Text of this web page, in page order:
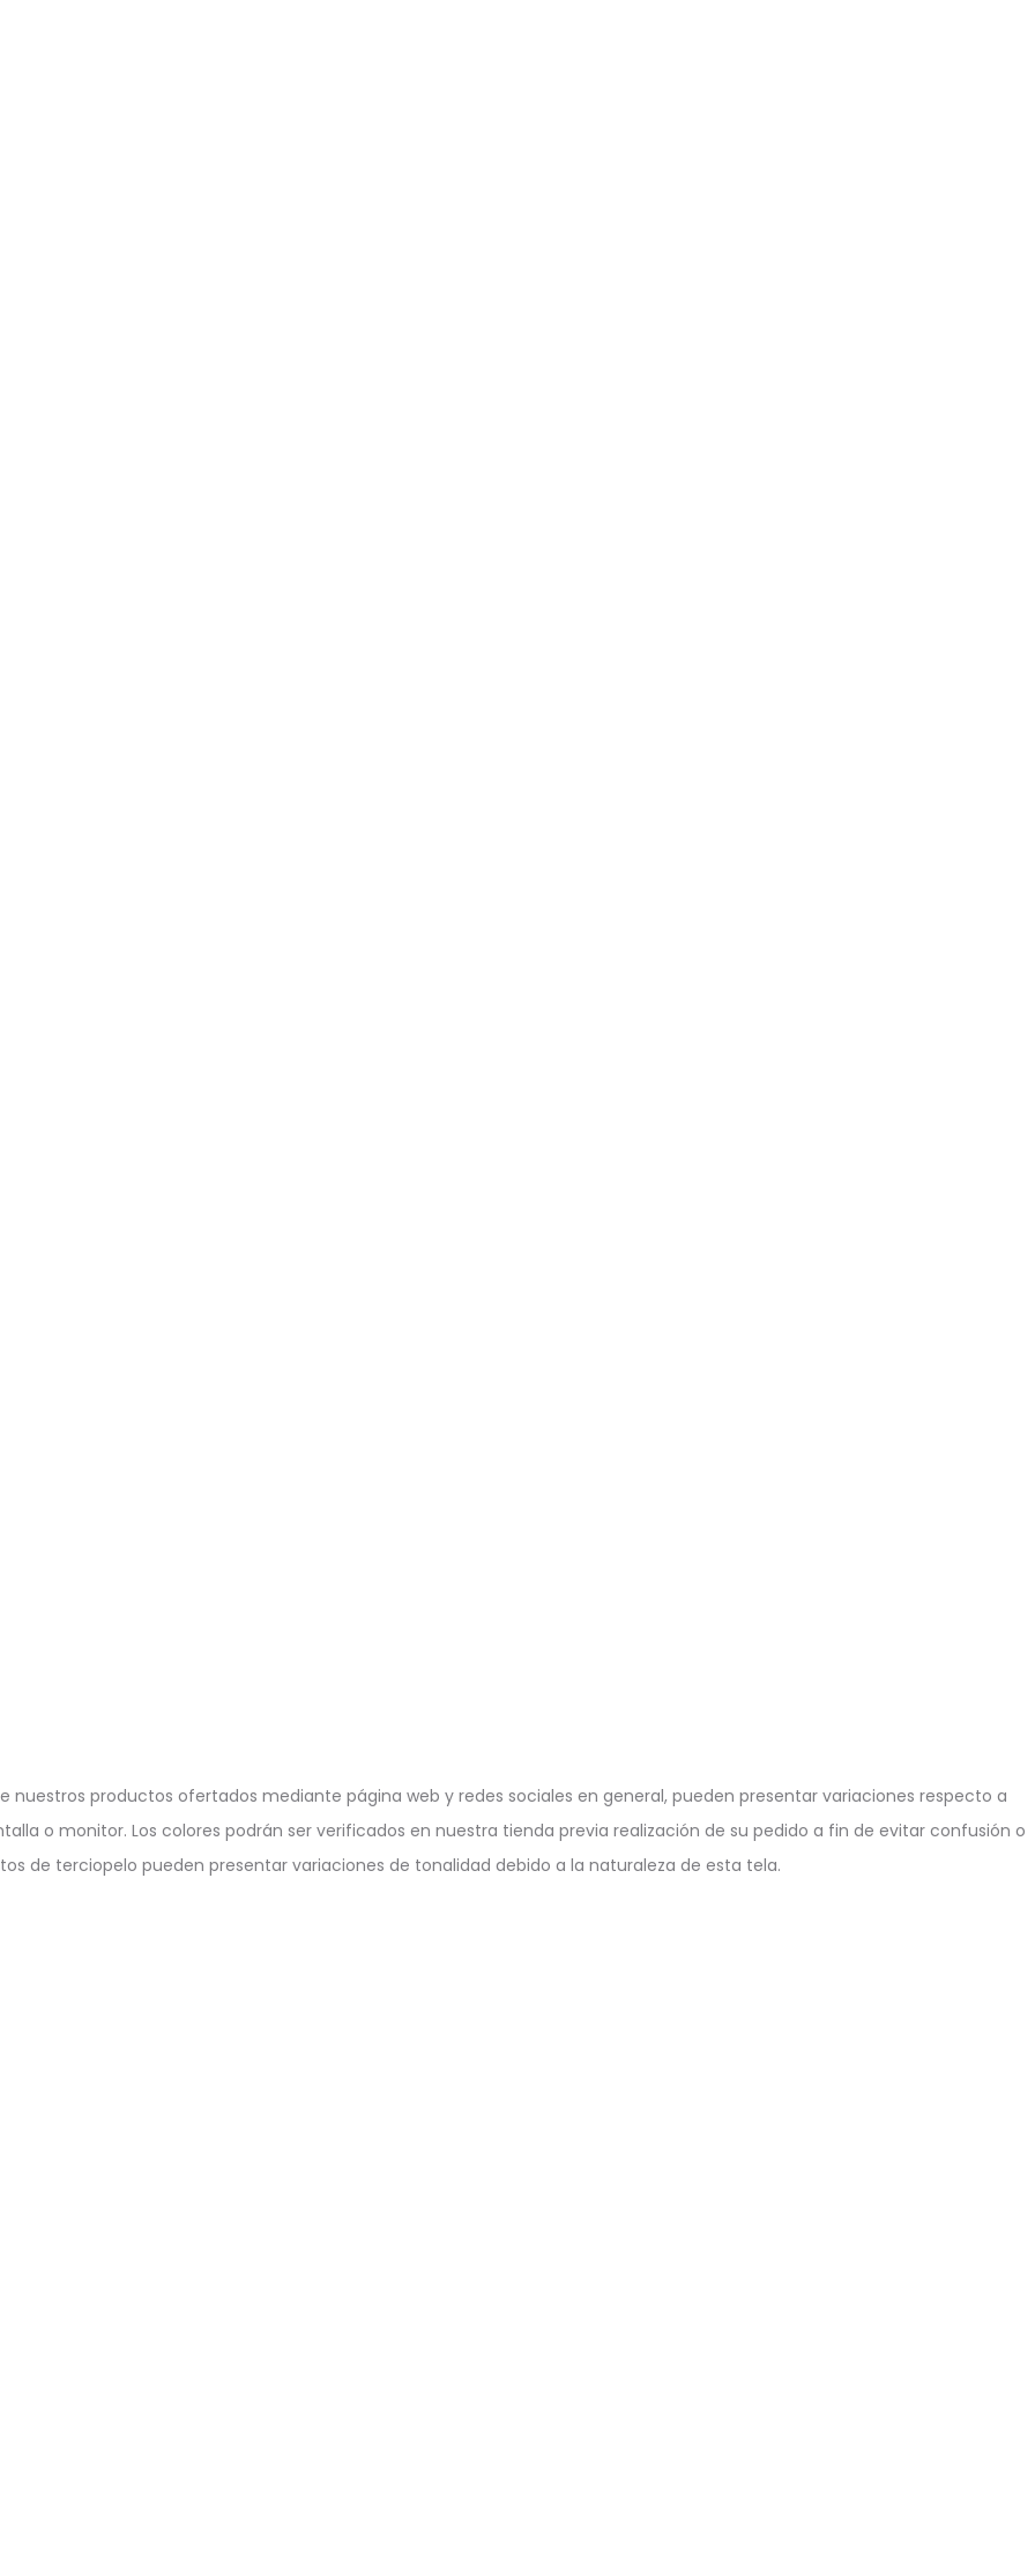
de nuestros productos ofertados mediante página web y redes sociales en general, pueden presentar variaciones respecto a
o monitor. Los colores podrán ser verificados en nuestra tienda previa realización de su pedido a fin de evitar confusión o
de terciopelo pueden presentar variaciones de tonalidad debido a la naturaleza de esta tela.